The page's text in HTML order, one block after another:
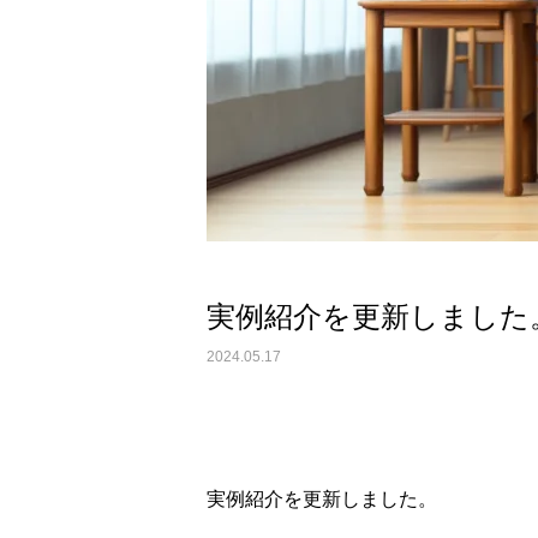
実例紹介を更新しました
2024.05.17
実例紹介を更新しました。